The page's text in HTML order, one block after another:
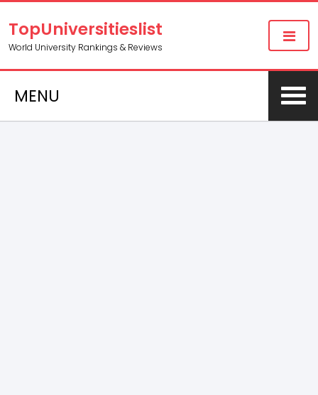
TopUniversitieslist
World University Rankings & Reviews
MENU